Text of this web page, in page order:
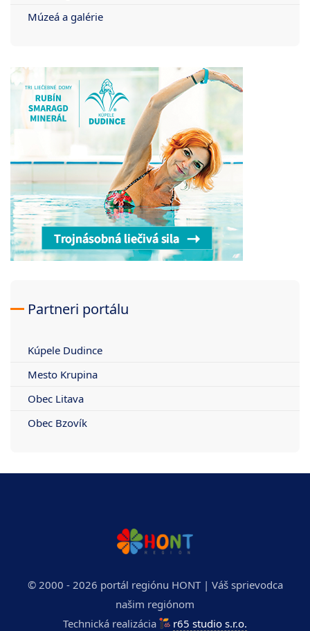
Múzeá a galérie
Partneri portálu
Kúpele Dudince
Mesto Krupina
Obec Litava
Obec Bzovík
© 2000 - 2026 portál regiónu HONT | Váš sprievodca
našim regiónom
Technická realizácia
r65 studio s.r.o.